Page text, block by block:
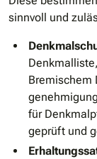
sinnvoll und
Bremischem
für
geprüft und